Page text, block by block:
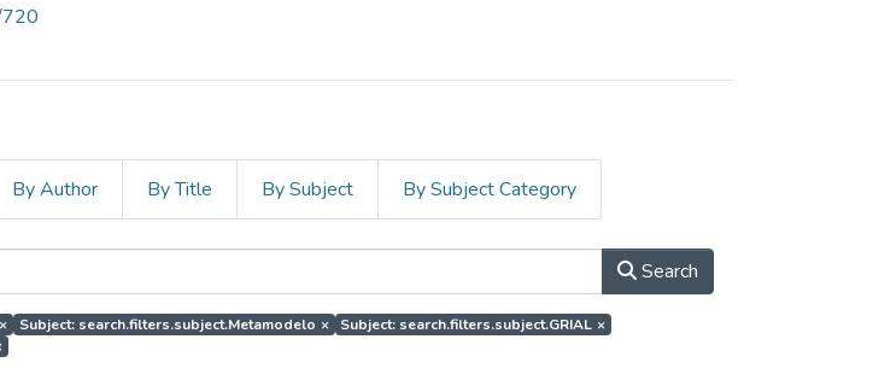
720
By Author By Title By Subject By Subject Category
Search
× Subject: search.filters.subject.Metamodelo × Subject: search.filters.subject.GRIAL ×